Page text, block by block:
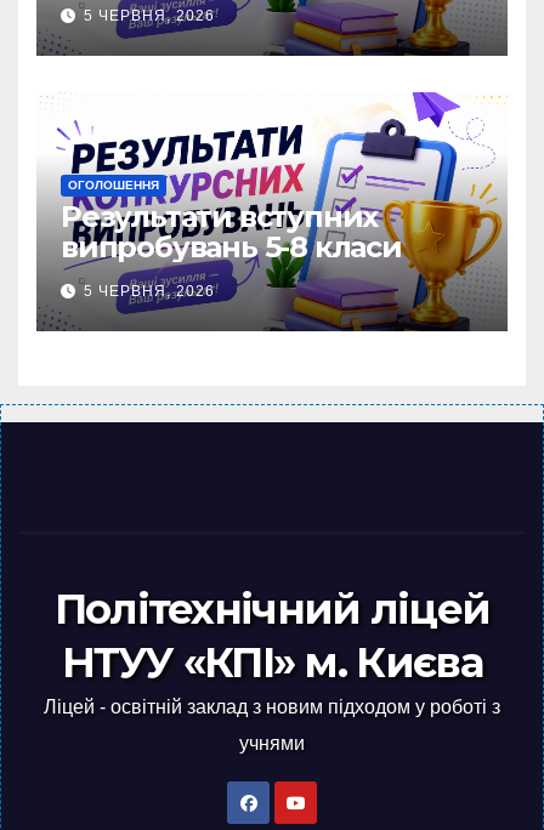
5 ЧЕРВНЯ, 2026
ОГОЛОШЕННЯ
Результати вступних
випробувань 5-8 класи
5 ЧЕРВНЯ, 2026
Політехнічний ліцей
НТУУ «КПІ» м. Києва
Ліцей - освітній заклад з новим підходом у роботі з
учнями